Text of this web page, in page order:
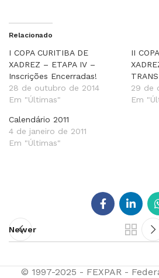
Relacionado
I COPA CURITIBA DE
XADREZ – ETAPA IV –
Inscrições Encerradas!
28 de outubro de 2014
Em "Últimas"
II
29 de
Em
Calendário 2011
4 de janeiro de 2011
Em "Últimas"
Newer
© 1997-2025 - FEXPAR -